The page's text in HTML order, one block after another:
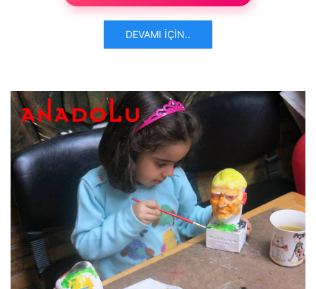
DEVAMI İÇIN..